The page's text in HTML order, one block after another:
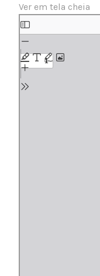
Ver em tela cheia
Skip
to
PDF
content